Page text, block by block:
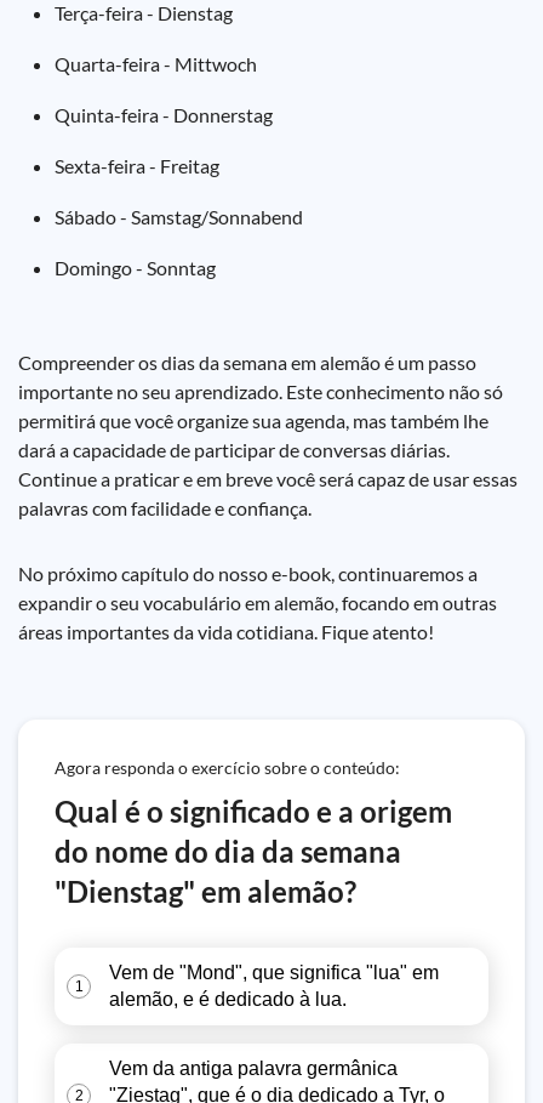
Terça-feira - Dienstag
Quarta-feira - Mittwoch
Quinta-feira - Donnerstag
Sexta-feira - Freitag
Sábado - Samstag/Sonnabend
Domingo - Sonntag
Compreender os dias da semana em alemão é um passo
importante no seu aprendizado. Este conhecimento não só
permitirá que você organize sua agenda, mas também lhe
dará a capacidade de participar de conversas diárias.
Continue a praticar e em breve você será capaz de usar essas
palavras com facilidade e confiança.
No próximo capítulo do nosso e-book, continuaremos a
expandir o seu vocabulário em alemão, focando em outras
áreas importantes da vida cotidiana. Fique atento!
Agora responda o exercício sobre o conteúdo:
Qual é o significado e a origem
do nome do dia da semana
"Dienstag" em alemão?
1
Vem de "Mond", que significa "lua" em
alemão, e é dedicado à lua.
2
Vem da antiga palavra germânica
"Ziestag", que é o dia dedicado a Tyr, o